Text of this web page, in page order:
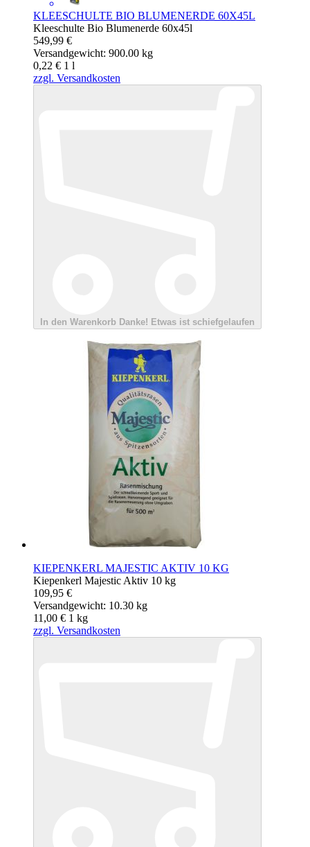
KLEESCHULTE BIO BLUMENERDE 60X45L
Kleeschulte Bio Blumenerde 60x45l
549,99 €
Versandgewicht: 900.00 kg
0,22 € 1 l
zzgl. Versandkosten
In den Warenkorb Danke! Etwas ist schiefgelaufen
KIEPENKERL MAJESTIC AKTIV 10 KG
Kiepenkerl Majestic Aktiv 10 kg
109,95 €
Versandgewicht: 10.30 kg
11,00 € 1 kg
zzgl. Versandkosten